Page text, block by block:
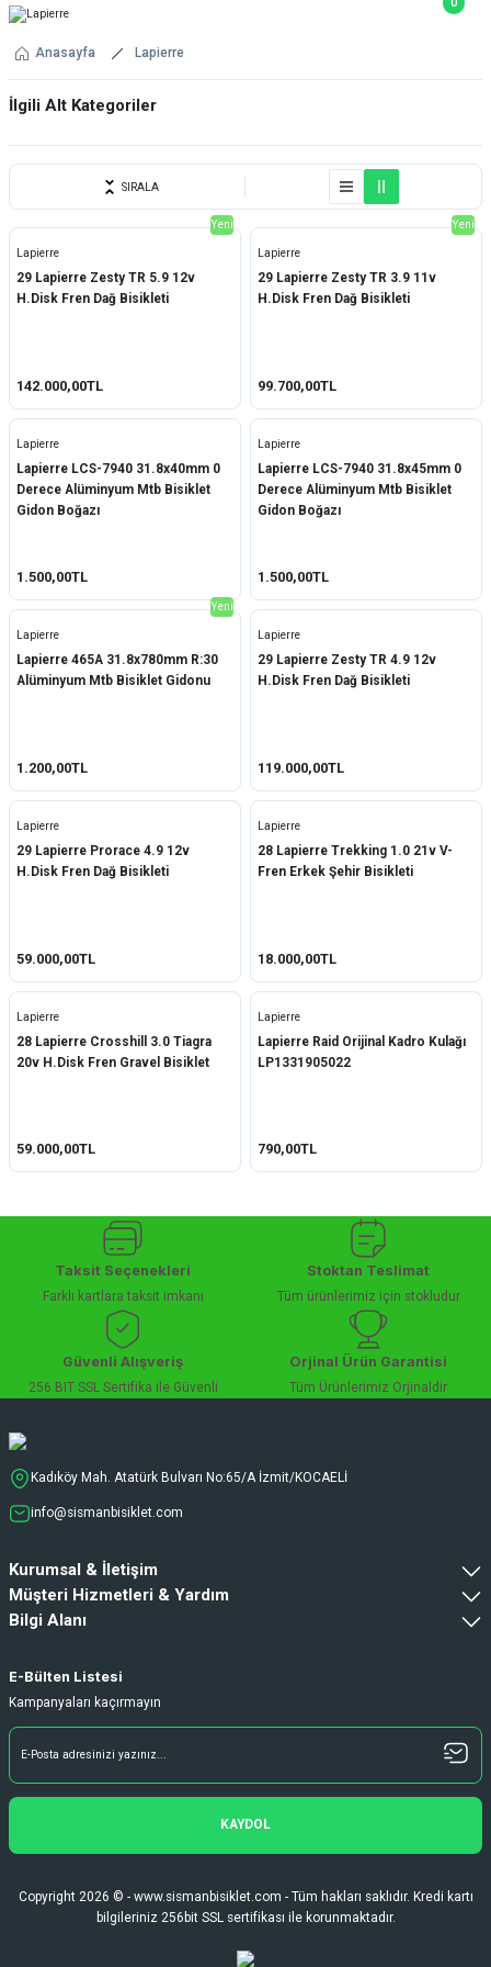
0
Anasayfa Lapierre
İlgili Alt Kategoriler
BİSİKLET
YEDEK PARÇA
SIRALA
Yeni
Lapierre
29 Lapierre Zesty TR 5.9 12v
H.Disk Fren Dağ Bisikleti
142.000,00TL
Yeni
Lapierre
29 Lapierre Zesty TR 3.9 11v
H.Disk Fren Dağ Bisikleti
99.700,00TL
Lapierre
Lapierre LCS-7940 31.8x40mm 0
Derece Alüminyum Mtb Bisiklet
Gidon Boğazı
1.500,00TL
Lapierre
Lapierre LCS-7940 31.8x45mm 0
Derece Alüminyum Mtb Bisiklet
Gidon Boğazı
1.500,00TL
Yeni
Lapierre
Lapierre 465A 31.8x780mm R:30
Alüminyum Mtb Bisiklet Gidonu
1.200,00TL
Lapierre
29 Lapierre Zesty TR 4.9 12v
H.Disk Fren Dağ Bisikleti
119.000,00TL
Lapierre
29 Lapierre Prorace 4.9 12v
H.Disk Fren Dağ Bisikleti
59.000,00TL
Lapierre
28 Lapierre Trekking 1.0 21v V-
Fren Erkek Şehir Bisikleti
18.000,00TL
Lapierre
28 Lapierre Crosshill 3.0 Tiagra
20v H.Disk Fren Gravel Bisiklet
59.000,00TL
Lapierre
Lapierre Raid Orijinal Kadro Kulağı
LP1331905022
790,00TL
Taksit Seçenekleri
Farklı kartlara taksit imkanı
Stoktan Teslimat
Tüm ürünlerimiz için stokludur
Güvenli Alışveriş
256 BIT SSL Sertifika ile Güvenli
Orjinal Ürün Garantisi
Tüm Ürünlerimiz Orjinaldir
Kadıköy Mah. Atatürk Bulvarı No:65/A İzmit/KOCAELİ
info@sismanbisiklet.com
Kurumsal & İletişim
Müşteri Hizmetleri & Yardım
Bilgi Alanı
E-Bülten Listesi
Kampanyaları kaçırmayın
KAYDOL
Copyright 2026 © - www.sismanbisiklet.com - Tüm hakları saklıdır. Kredi kartı
bilgileriniz 256bit SSL sertifikası ile korunmaktadır.